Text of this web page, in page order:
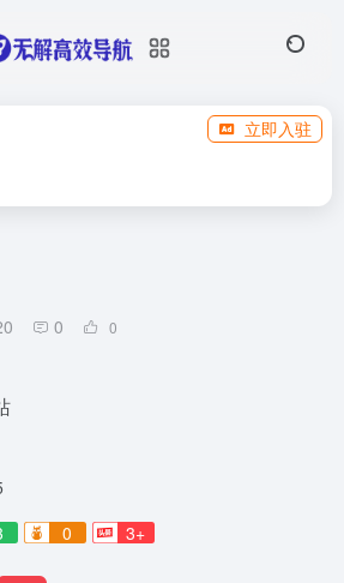
立即入驻
0 0
0 3+